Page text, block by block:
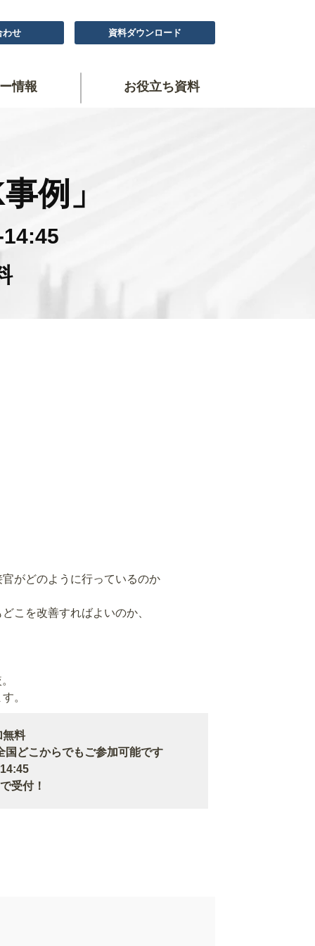
わせ 資料ダウンロード
情報 お役立ち資料
例」
がどのように行っているのか
こを改善すればよいのか、
。
料
からでもご参加可能です
受付！